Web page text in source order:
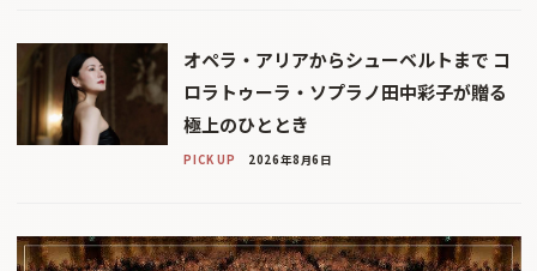
オペラ・アリアからシューベルトまで コ
ロラトゥーラ・ソプラノ田中彩子が贈る
極上のひととき
PICK UP 2026年8月6日